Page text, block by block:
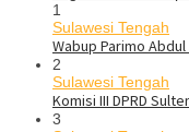
1
Sulawesi Tengah
Wabup Parimo
2
Sulawesi Tengah
Komisi III DPRD
3